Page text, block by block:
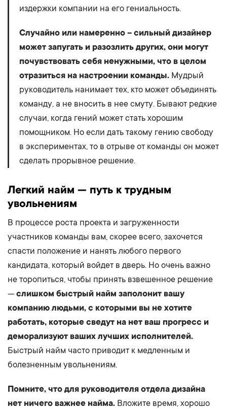
издержки компании на его гениальность.
Случайно или намеренно – сильный дизайнер
может запугать и разозлить других, они могут
почувствовать себя ненужными, что в целом
отразиться на настроении команды. Мудрый
руководитель нанимает тех, кто может объединять
команду, а не вносить в нее смуту. Бывают редкие
случаи, когда гений может стать хорошим
помощником. Но если дать такому гению свободу
в экспериментах, то в отрыве от команды он может
сделать прорывное решение.
Легкий найм — путь к трудным
увольнениям
В процессе роста проекта и загруженности
участников команды вам, скорее всего, захочется
спасти положение и нанять любого первого
кандидата, который войдет в дверь. Но очень важно
не торопиться, чтобы принять взвешенное решение
— слишком быстрый найм заполонит вашу
компанию людьми, с которыми вы не хотите
работать, которые сведут на нет ваш прогресс и
деморализуют ваших лучших исполнителей.
Быстрый найм часто приводит к медленным и
болезненным увольнениям.
Помните, что для руководителя отдела дизайна
нет ничего важнее найма. Вложите время, хорошо